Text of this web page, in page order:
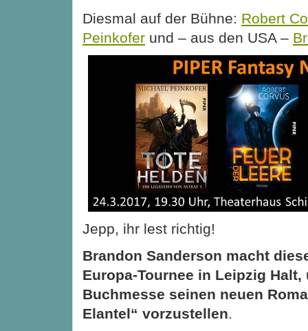
Diesmal auf der Bühne: Robert
Peinkofer und – aus den USA –
Jepp, ihr lest richtig!
Brandon Sanderson macht
Europa-Tournee in Leipzig Halt,
Buchmesse seinen neuen
Elantel“ vorzustellen.